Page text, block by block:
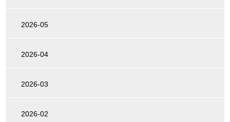
2026-05
2026-04
2026-03
2026-02